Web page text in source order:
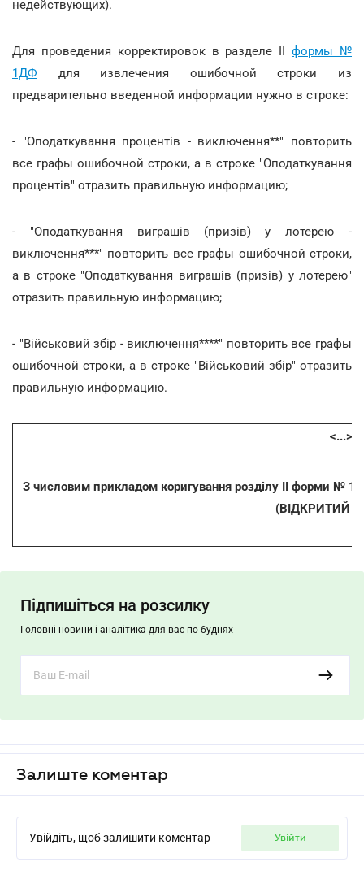
недействующих).
Для проведения корректировок в разделе ІIформы №
1ДФ для извлечения ошибочной строки из
предварительно введенной информации нужно в строке:
- "Оподаткування процентів - виключення**" повторить
все графы ошибочной строки, а в строке "Оподаткування
процентів" отразить правильную информацию;
- "Оподаткування виграшів (призів) у лотерею -
виключення***" повторить все графы ошибочной строки,
а в строке "Оподаткування виграшів (призів) у лотерею"
отразить правильную информацию;
- "Військовий збір - виключення****" повторить все графы
ошибочной строки, а в строке "Військовий збір" отразить
правильную информацию.
<...>
З числовим прикладом коригування розділу ІІ форми №
(ВІДКРИТИЙ
Підпишіться на розсилку
Головні новини і аналітика для вас по буднях
Залиште коментар
Увійдіть, щоб залишити коментар увійти